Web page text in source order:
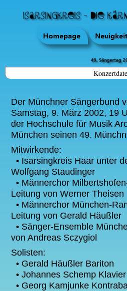
Der Münchner Sängerbund
Samstag, 9. März 2002, 19
der Hochschule für Musik
München seinen 49.
Mitwirkende:
• Isarsingkreis Haar unter
Wolfgang Staudinger
• Männerchor
Leitung von Werner Theisen
• Männerchor München-
Leitung von Gerald Häußler
• Sänger-Ensemble
von Andreas Sczygiol
Solisten:
• Gerald Häußler Bariton
• Johannes Schemp Klavier
• Georg Kamjunke